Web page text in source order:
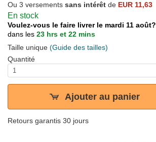
Ou 3 versements sans intérêt de EUR 11,63
En stock
Voulez-vous le faire livrer le mardi 11 août?
dans les 23 hrs et 22 mins
Taille unique (Guide des tailles)
Quantité
Ajouter au panier
Retours garantis 30 jours